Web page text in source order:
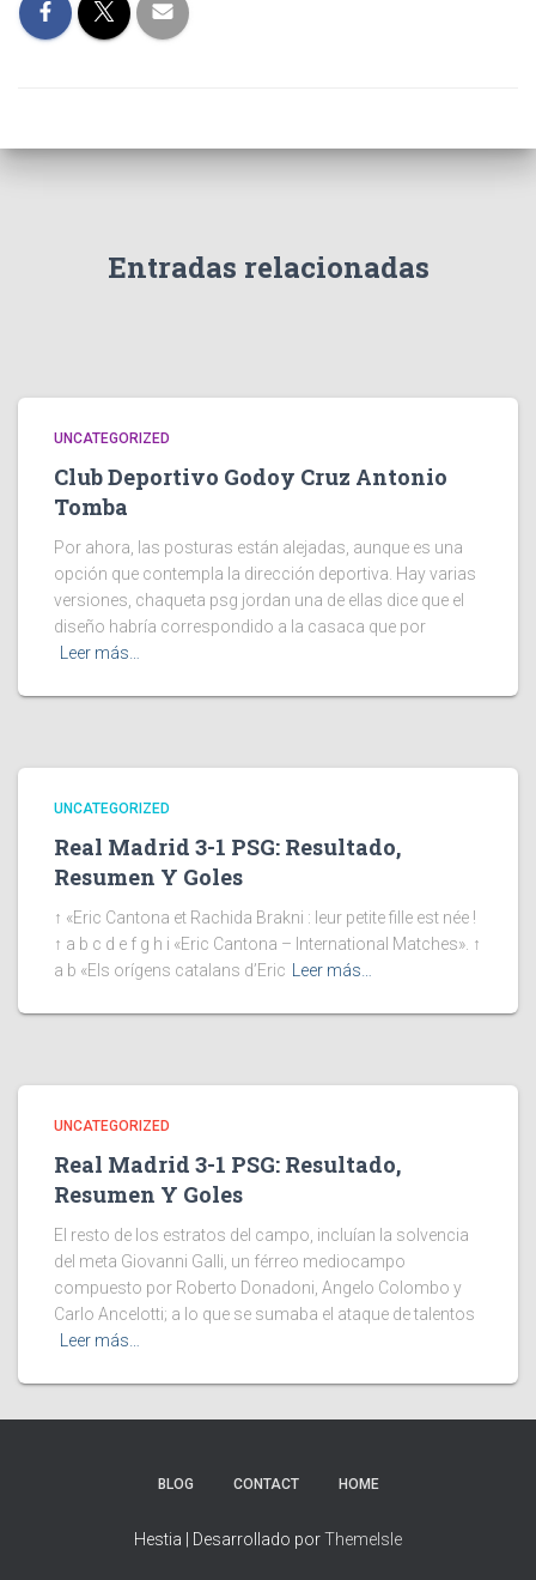
Entradas relacionadas
UNCATEGORIZED
Club Deportivo Godoy Cruz Antonio
Tomba
Por ahora, las posturas están alejadas, aunque es una
opción que contempla la dirección deportiva. Hay varias
versiones, chaqueta psg jordan una de ellas dice que el
diseño habría correspondido a la casaca que por
Leer más…
UNCATEGORIZED
Real Madrid 3-1 PSG: Resultado,
Resumen Y Goles
↑ «Eric Cantona et Rachida Brakni : leur petite fille est née !
↑ a b c d e f g h i «Eric Cantona – International Matches». ↑
a b «Els orígens catalans d’Eric Leer más…
UNCATEGORIZED
Real Madrid 3-1 PSG: Resultado,
Resumen Y Goles
El resto de los estratos del campo, incluían la solvencia
del meta Giovanni Galli, un férreo mediocampo
compuesto por Roberto Donadoni, Angelo Colombo y
Carlo Ancelotti; a lo que se sumaba el ataque de talentos
Leer más…
BLOG CONTACT HOME
Hestia | Desarrollado porThemeIsle